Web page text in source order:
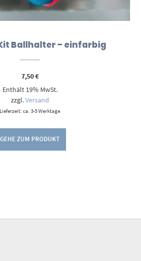
Ballhalter – einfarbig
7,50€
Enthält 19% MwSt.
zzgl.Versand
Lieferzeit: ca. 3-5 Werktage
GEHE ZUM PRODUKT